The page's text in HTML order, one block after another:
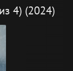
4) (2024)